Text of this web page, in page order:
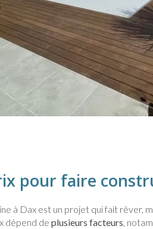
pour faire
à Dax est un projet qui fait rêver,
dépend de plusieurs facteurs,